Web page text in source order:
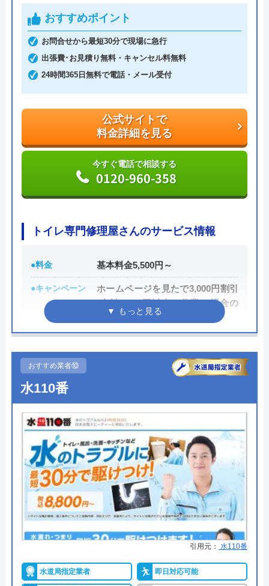
支払い方法も現金だけではなくカードやNP払いなど
にも対応していますし、電話にて「ネットで見た」
と伝えるだけで3,000円OFFになるWEB割引もあり
ます。
トイレやキッチン、お風呂や洗面所など水まわりの
つまり・水漏れで困ったときはぜひ相談してみてく
今すぐ電話で相談する
水の救急隊の基本情報
運営会社 株式会社クリアライフ
代表者
創業・設立
大阪府大阪市北区天満4-5-3
対応エリア 全国
おすすめポイント
お問合せから最短30分で現場に急行
出張費･お見積り無料・キャンセル料無料
24時間365日無料で電話・メール受付
公式サイトで
料金詳細を見る
今すぐ電話で相談する
0120-960-358
トイレ専門修理屋さんのサービス情報
●料金 基本料金5,500円～
●キャンペーン
ホームページを見たで3,000円割引
(合計8,000円以上の作業の場合の
●受付時間
●定休日
●出張見積もり 見積もり・出張費無料
●支払い方法
現金支払、銀行振込、PayPay、ク
レジットカード
●累計実績 ―
●保証・保険
詳細は公式HPでご確認ください
トイレ専門修理屋さんは水道局指定工事店の水道業
おすすめ業者⑩
水110番
引用元： 水110番
水道局指定業者 即日対応可能